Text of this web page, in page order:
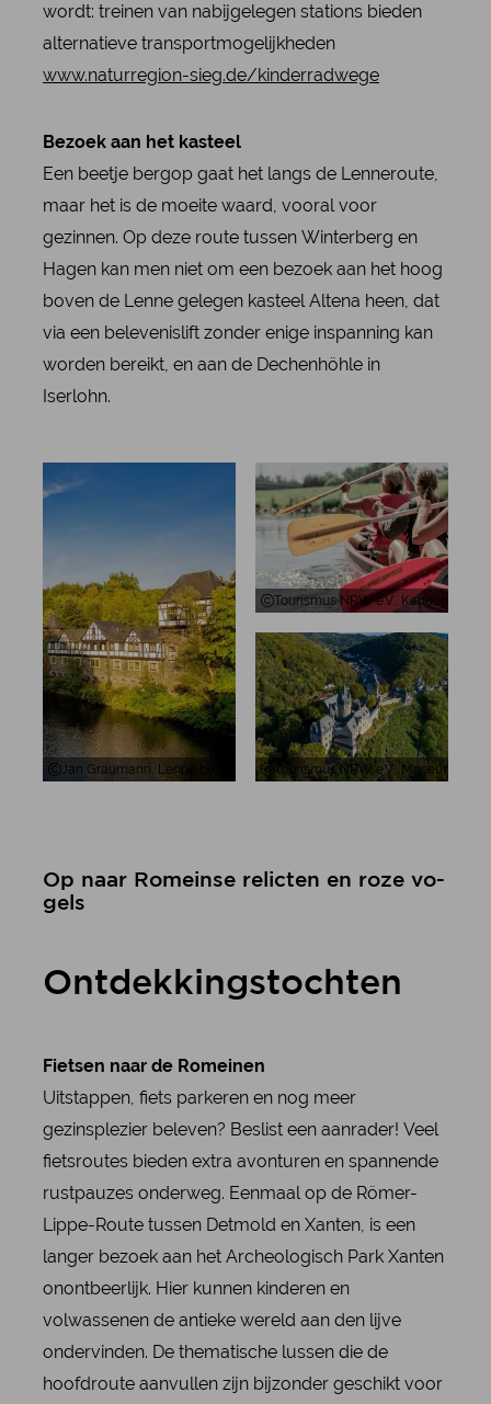
wordt: treinen van nabijgelegen stations bieden
alternatieve transportmogelijkheden
www.naturregion-sieg.de/kinderradwege
Bezoek aan het kasteel
Een beetje bergop gaat het langs de Lenneroute,
maar het is de moeite waard, vooral voor
gezinnen. Op deze route tussen Winterberg en
Hagen kan men niet om een bezoek aan het hoog
boven de Lenne gelegen kasteel Altena heen, dat
via een belevenislift zonder enige inspanning kan
worden bereikt, en aan de Dechenhöhle in
Iserlohn.
Jan Graumann, Lenne bij Altena, SauerlandTourismus NRW e.V., Museum
Tourismus NRW e.V., Kanoën op de
Op naar Ro­mein­se re­lic­ten en ro­ze vo­
gels
Ont­dek­kings­toch­ten
Fietsen naar de Romeinen
Uitstappen, fiets parkeren en nog meer
gezinsplezier beleven? Beslist een aanrader! Veel
fietsroutes bieden extra avonturen en spannende
rustpauzes onderweg. Eenmaal op de Römer-
Lippe-Route tussen Detmold en Xanten, is een
langer bezoek aan het Archeologisch Park Xanten
onontbeerlijk. Hier kunnen kinderen en
volwassenen de antieke wereld aan den lijve
ondervinden. De thematische lussen die de
hoofdroute aanvullen zijn bijzonder geschikt voor